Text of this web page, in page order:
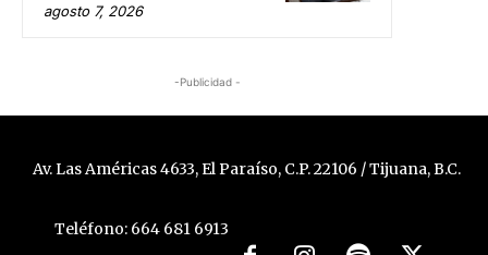
agosto 7, 2026
-Publicidad -
Av. Las Américas 4633, El Paraíso, C.P. 22106 / Tijuana, B.C.
Teléfono: 664 681 6913